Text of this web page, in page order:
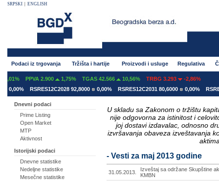
SRPSKI ENGLISH
Podaci iz trgovanja Tržišta i hartije Proizvodi i usluge Regulativa
PPVA 2.900 1,75% TGAS 42.566 10,56% TRBG 3.293
-2,86%
RSRES12C2028 92,8000 0,00% RSRES12C2031 80,6000 0,00%
Dnevni podaci
Prime Listing
Open Market
MTP
Aktivnost
Istorijski podaci
Dnevne statistike
Nedeljne statistike
Mesečne statistike
U skladu sa Zakonom o tržištu
nije odgovorna za istinitost i
joj dostavi izdavalac, odnosno
izvršavanja obaveza izveštavanja
- Vesti za maj 2013 godine
31.05.2013.
Izveštaj sa održane Skupštine
KMBN